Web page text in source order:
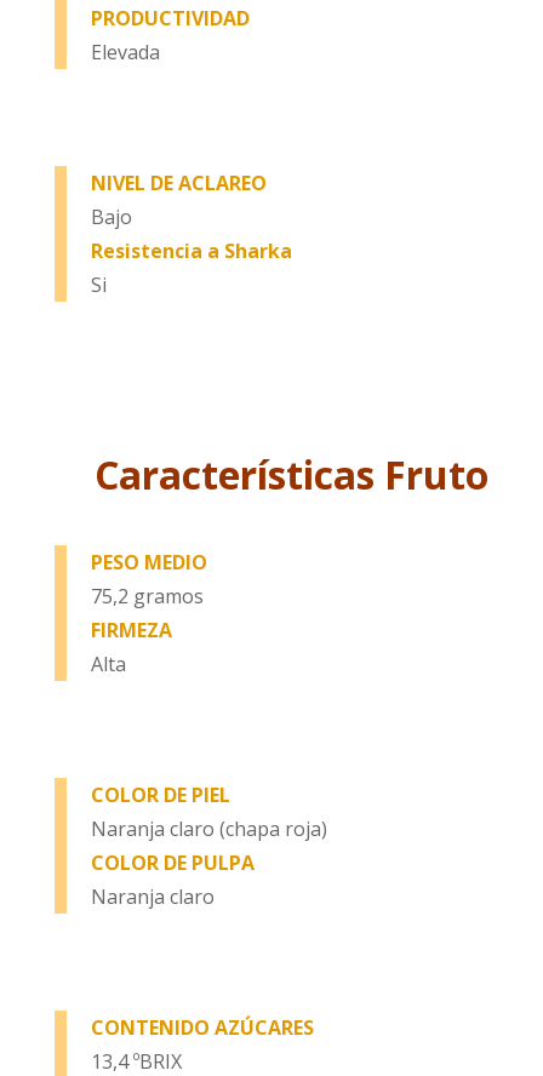
PRODUCTIVIDAD
Elevada
NIVEL DE ACLAREO
Bajo
Resistencia a Sharka
Si
Características Fruto
PESO MEDIO
75,2 gramos
FIRMEZA
Alta
COLOR DE PIEL
Naranja claro (chapa roja)
COLOR DE PULPA
Naranja claro
CONTENIDO AZÚCARES
13,4 ºBRIX